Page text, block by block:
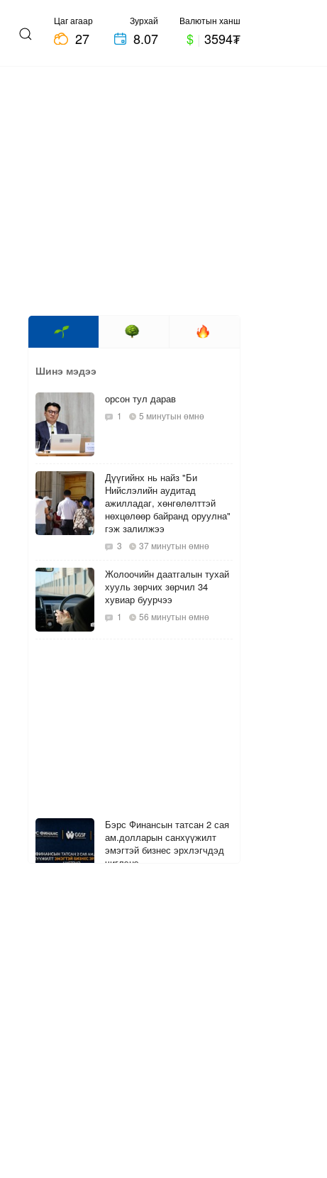
Цаг агаар
27
Зурхай
8.07
Валютын ханш
$ | 3594₮
Шинэ мэдээ
орсон тул дарав
1 5 минутын өмнө
Дүүгийнх нь найз "Би
Нийслэлийн аудитад
ажилладаг, хөнгөлөлттэй
нөхцөлөөр байранд оруулна"
гэж залилжээ
3 37 минутын өмнө
Жолоочийн даатгалын тухай
хууль зөрчих зөрчил 34
хувиар буурчээ
1 56 минутын өмнө
Бэрс Финансын татсан 2 сая
ам.долларын санхүүжилт
эмэгтэй бизнес эрхлэгчдэд
чиглэнэ